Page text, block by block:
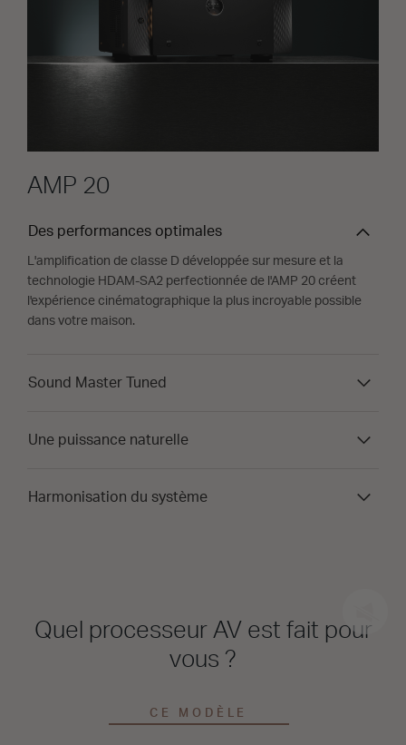
AMP 20
Des performances optimales
L'amplification de classe D développée sur mesure et la
technologie HDAM-SA2 perfectionnée de l'AMP 20 créent
l'expérience cinématographique la plus incroyable possible
dans votre maison.
Sound Master Tuned
Une puissance naturelle
Harmonisation du système
Quel processeur AV est fait pour
vous ?
CE MODÈLE